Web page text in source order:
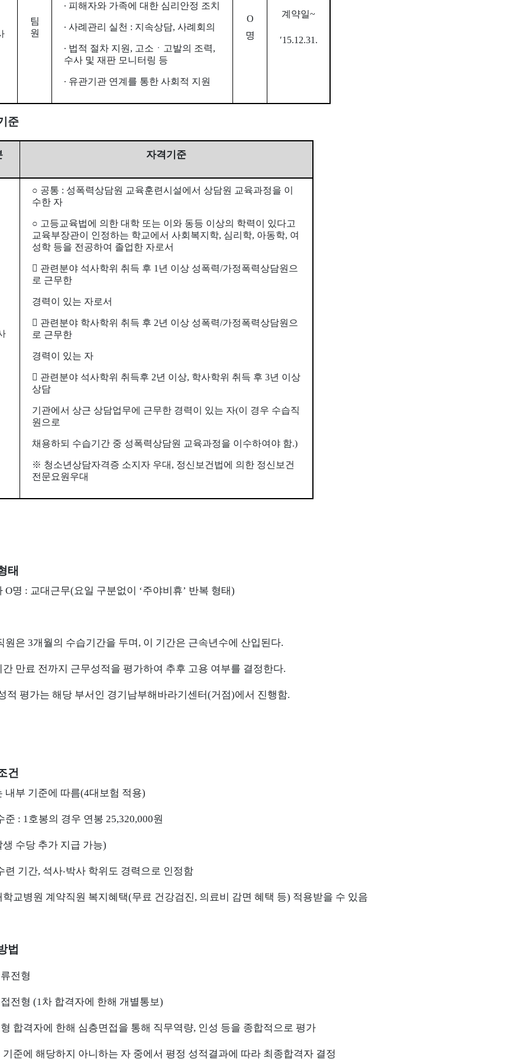
팀
원
∙ 피해자와 가족에 대한 심리안정 조치
∙ 사례관리 실천 : 지속상담, 사례회의
∙ 법적 절차 지원, 고소ㆍ고발의 조력,
수사 및 재판 모니터링 등
∙ 유관기관 연계를 통한 사회적 지원
O
명
계약일~
′15.12.31.
준
자격기준
○ 공통 : 성폭력상담원 교육훈련시설에서 상담원 교육과정을 이
수한 자
○ 고등교육법에 의한 대학 또는 이와 동등 이상의 학력이 있다고
교육부장관이 인정하는 학교에서 사회복지학, 심리학, 아동학, 여
성학 등을 전공하여 졸업한 자로서
󰠏 관련분야 석사학위 취득 후 1년 이상 성폭력/가정폭력상담원으
로 근무한
경력이 있는 자로서
󰠏 관련분야 학사학위 취득 후 2년 이상 성폭력/가정폭력상담원으
로 근무한
경력이 있는 자
󰠏 관련분야 석사학위 취득후 2년 이상, 학사학위 취득 후 3년 이상
상담
기관에서 상근 상담업무에 근무한 경력이 있는 자(이 경우 수습직
원으로
채용하되 수습기간 중 성폭력상담원 교육과정을 이수하여야 함.)
※ 청소년상담자격증 소지자 우대, 정신보건법에 의한 정신보건
전문요원우대
태
O명 : 교대근무(요일 구분없이 ‘주야비휴’ 반복 형태)
원은 3개월의 수습기간을 두며, 이 기간은 근속년수에 산입된다.
만료 전까지 근무성적을 평가하여 추후 고용 여부를 결정한다.
적 평가는 해당 부서인 경기남부해바라기센터(거점)에서 진행함.
건
내부 기준에 따름(4대보험 적용)
준 : 1호봉의 경우 연봉 25,320,000원
생 수당 추가 지급 가능)
련 기간, 석사‧박사 학위도 경력으로 인정함
교병원 계약직원 복지혜 택(무료 건강검진, 의료비 감면 혜택 등) 적용받을 수 있음
법
전형
전형 (1차 합격자에 한해 개별통보)
합격자에 한해 심층면접을 통해 직무역량, 인성 등을 종합적으로 평가
기준에 해당하지 아니하는 자 중에서 평정 성적결과에 따라 최종합격자 결정